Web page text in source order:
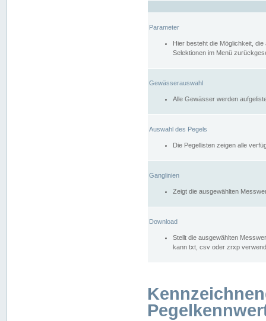
Parameter
Hier besteht die Möglichkeit,
Selektionen im Menü
Gewässerauswahl
Alle Gewässer werden
Auswahl des Pegels
Die Pegellisten zeigen alle
Ganglinien
Zeigt die ausgewählten
Download
Stellt die ausgewählten
kann txt, csv oder zrxp